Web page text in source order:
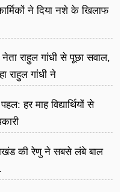
ने दिया नशे के खिलाफ
राहुल गांधी से पूछा सवाल,
राहुल गांधी ने
हर माह विद्यार्थियों से
की रेणु ने सबसे लंबे बाल